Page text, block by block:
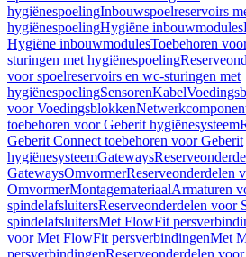
hygiënespoelingInbouwspoelreservoirs
hygiënespoelingHygiëne inbouwmodules
Hygiëne inbouwmodulesToebehoren
sturingen met hygiënespoeling
voor spoelreservoirs en wc-sturingen met
hygiënespoelingSensorenKabel
voor Voedingsblokken
toebehoren voor Geberit hygiënesysteem
Geberit Connect toebehoren voor Geberit
hygiënesysteemGateways
GatewaysOmvormerReserveonderdelen
OmvormerMontagemateriaalArmaturen
spindelafsluitersReserveonderdelen voor
spindelafsluitersMet FlowFit
voor Met FlowFit persverbindingenMet
persverbindingenReserveonderdelen